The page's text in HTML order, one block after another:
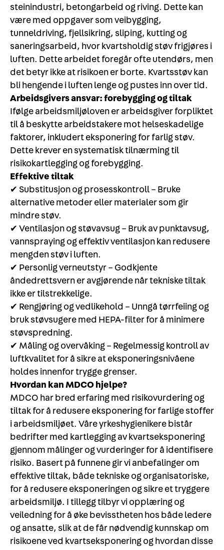
steinindustri, betongarbeid og riving. Dette kan
være med oppgaver som veibygging,
tunneldriving, fjellsikring, sliping, kutting og
saneringsarbeid, hvor kvartsholdig støv frigjøres i
luften. Dette arbeidet foregår ofte utendørs, men
det betyr ikke at risikoen er borte. Kvartsstøv kan
bli hengende i luften lenge og pustes inn over tid.
Arbeidsgivers ansvar: forebygging og tiltak
Ifølge arbeidsmiljøloven er arbeidsgiver forpliktet
til å beskytte arbeidstakere mot helseskadelige
faktorer, inkludert eksponering for farlig støv.
Dette krever en systematisk tilnærming til
risikokartlegging og forebygging.
Effektive tiltak
✔ Substitusjon og prosesskontroll – Bruke
alternative metoder eller materialer som gir
mindre støv.
✔ Ventilasjon og støvavsug – Bruk av punktavsug,
vannspraying og effektiv ventilasjon kan redusere
mengden støv i luften.
✔ Personlig verneutstyr – Godkjente
åndedrettsvern er avgjørende når tekniske tiltak
ikke er tilstrekkelige.
✔ Rengjøring og vedlikehold – Unngå tørrfeiing og
bruk støvsugere med HEPA-filter for å minimere
støvspredning.
✔ Måling og overvåking – Regelmessig kontroll av
luftkvalitet for å sikre at eksponeringsnivåene
holdes innenfor trygge grenser.
Hvordan kan MDCO hjelpe?
MDCO har bred erfaring med risikovurdering og
tiltak for å redusere eksponering for farlige stoffer
i arbeidsmiljøet. Våre yrkeshygienikere bistår
bedrifter med kartlegging av kvartseksponering
gjennom målinger og vurderinger for å identifisere
risiko. Basert på funnene gir vi anbefalinger om
effektive tiltak, både tekniske og organisatoriske,
for å redusere eksponeringen og sikre et tryggere
arbeidsmiljø. I tillegg tilbyr vi opplæring og
veiledning for å øke bevisstheten hos både ledere
og ansatte, slik at de får nødvendig kunnskap om
risikoene ved kvartseksponering og hvordan disse